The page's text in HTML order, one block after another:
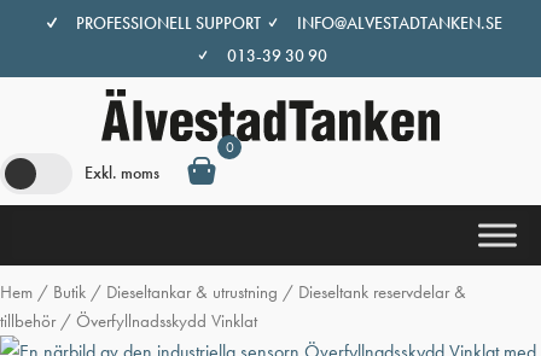
innehåll
PROFESSIONELL SUPPORT
INFO@ALVESTADTANKEN.SE
013-39 30 90
Exkl. moms
0
Hem / Butik / Dieseltankar & utrustning / Dieseltank reservdelar &
tillbehör/ Överfyllnadsskydd Vinklat